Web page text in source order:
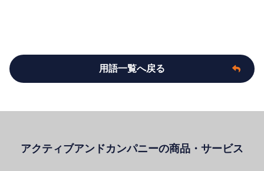
用語一覧へ戻る
アクティブアンドカンパニーの商品・サービス